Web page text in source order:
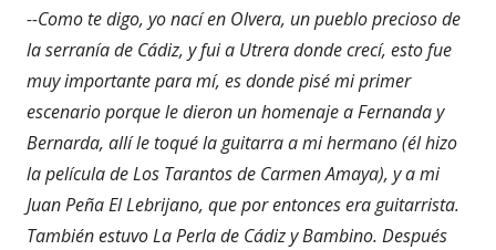
--Como te digo, yo nací en Olvera, un pueblo precioso de
la serranía de Cádiz, y fui a Utrera donde crecí, esto fue
muy importante para mí, es donde pisé mi primer
escenario porque le dieron un homenaje a Fernanda y
Bernarda, allí le toqué la guitarra a mi hermano (él hizo
la película de Los Tarantos de Carmen Amaya), y a mi
Juan Peña El Lebrijano, que por entonces era guitarrista.
También estuvo La Perla de Cádiz y Bambino. Después